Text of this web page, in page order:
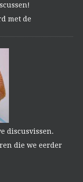
met de
discusvissen.
die we eerder